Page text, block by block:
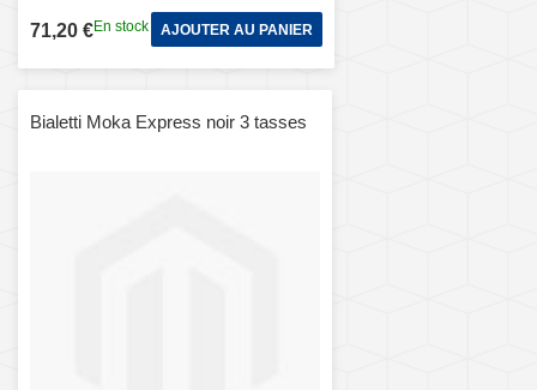
71,20 €En stock AJOUTER AU PANIER
Bialetti Moka Express noir 3 tasses